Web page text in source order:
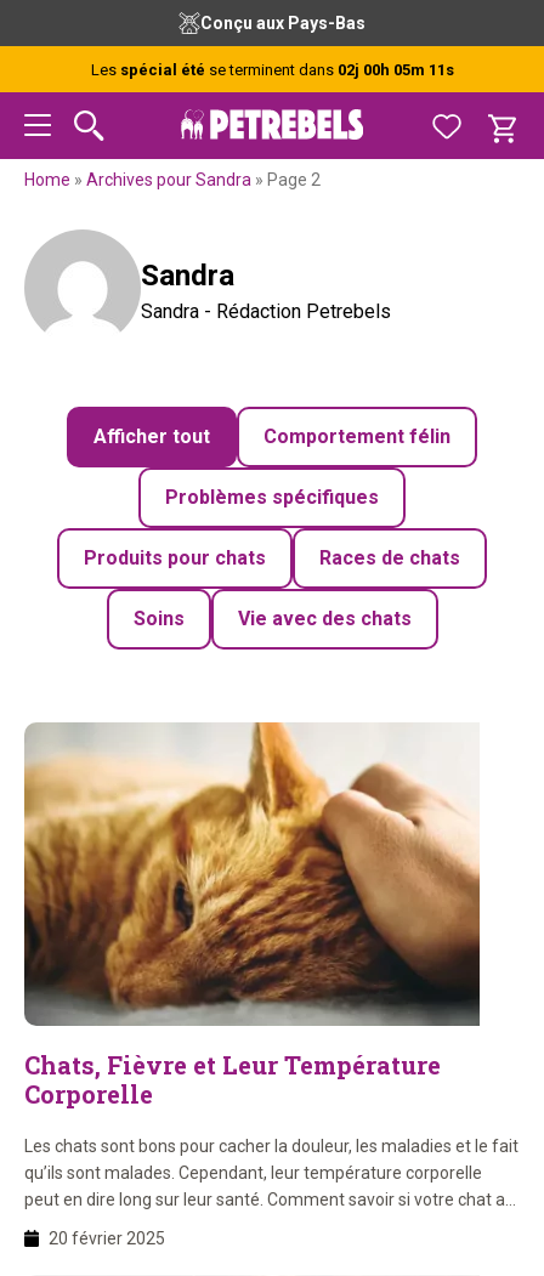
navigation
principale
principal
de
page
Conçu aux Pays-Bas
Les spécial été se terminent dans 02j 00h 05m 10s
Home » Archives pour Sandra » Page 2
Sandra
Sandra - Rédaction Petrebels
Afficher tout Comportement félin
Problèmes spécifiques
Produits pour chats Races de chats
Soins Vie avec des chats
Chats, Fièvre et Leur Température
Corporelle
Les chats sont bons pour cacher la douleur, les maladies et le fait
qu’ils sont malades. Cependant, leur température corporelle
peut en dire long sur leur santé. Comment savoir si votre chat a
trop chaud ? Et que devez-vous faire si vous pensez que votre
chat a de la fièvre ou est en surchauffe ? […]
20 février 2025